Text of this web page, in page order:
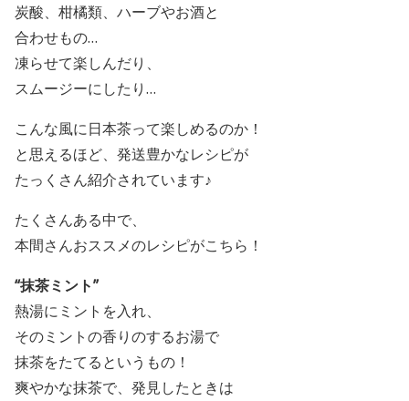
炭酸、柑橘類、ハーブやお酒と
合わせもの…
凍らせて楽しんだり、
スムージーにしたり…
こんな風に日本茶って楽しめるのか！
と思えるほど、発送豊かなレシピが
たっくさん紹介されています♪
たくさんある中で、
本間さんおススメのレシピがこちら！
“抹茶ミント”
熱湯にミントを入れ、
そのミントの香りのするお湯で
抹茶をたてるというもの！
爽やかな抹茶で、発見したときは